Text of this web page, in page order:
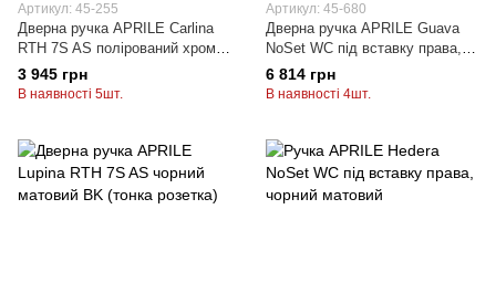
Артикул: 45-255
Дверна ручка APRILE Carlina
RTH 7S AS полірований хром
(тонка розетка) LC
3 945 грн
В наявності 5шт.
Артикул: 45-680
Дверна ручка APRILE Guava
NoSet WC під вставку права,
чорний матовий
6 814 грн
В наявності 4шт.